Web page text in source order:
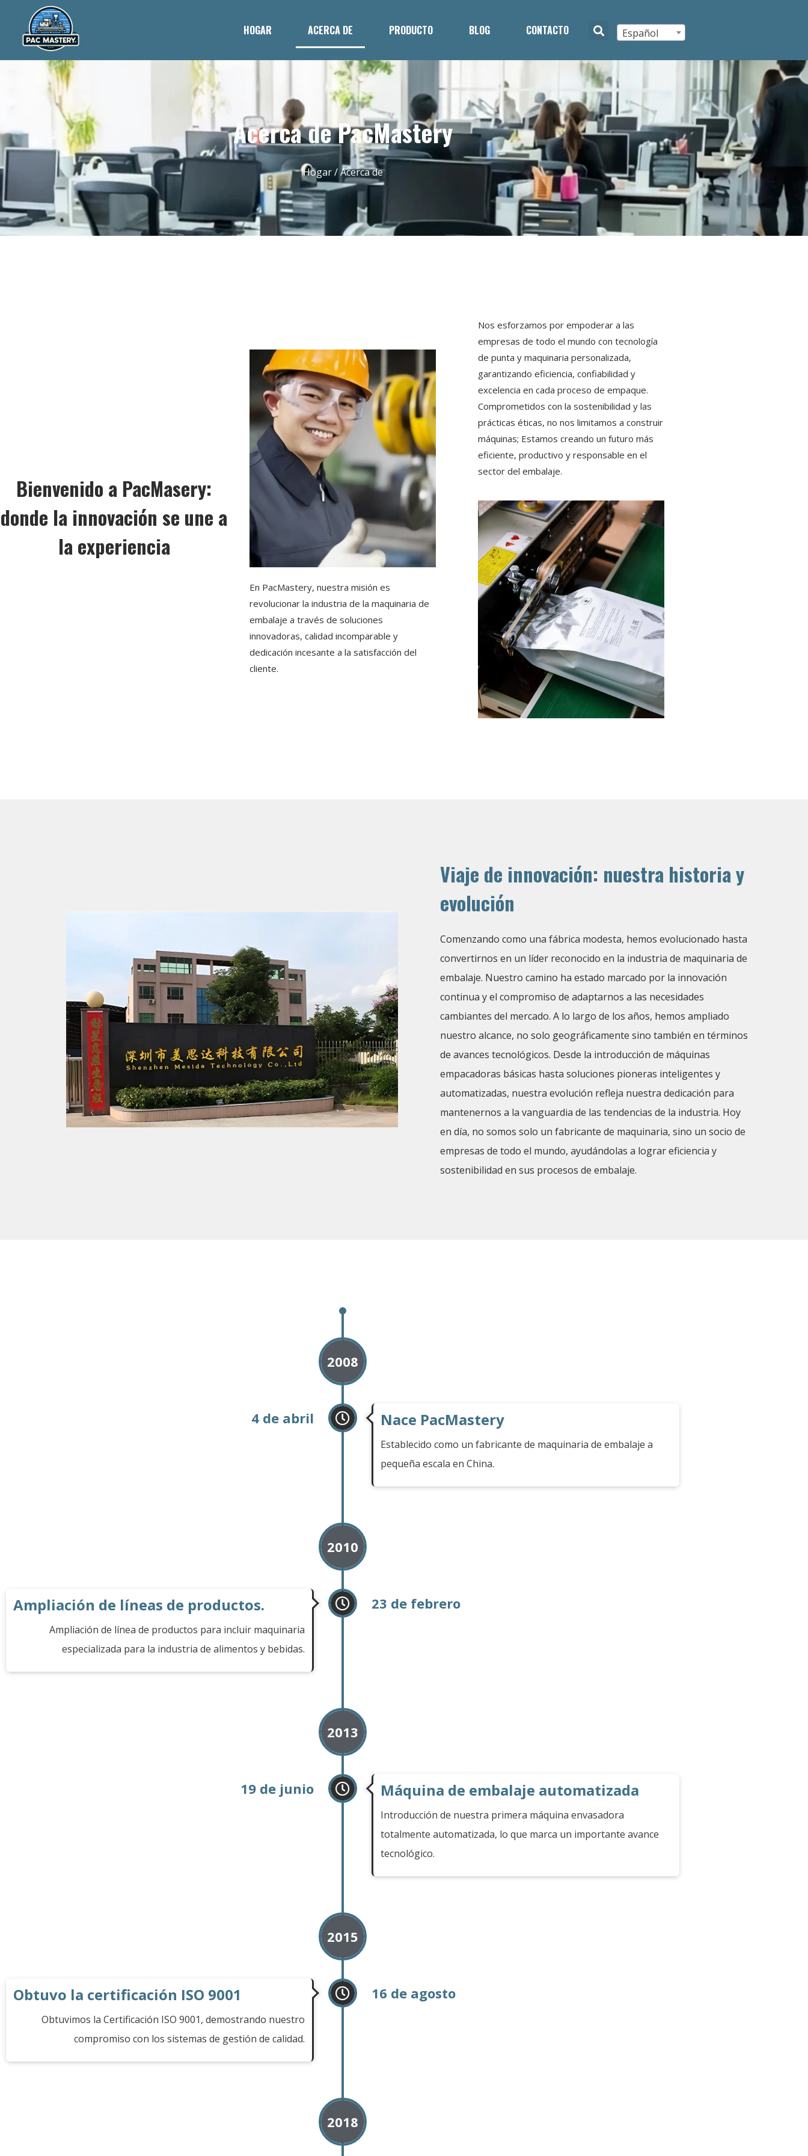
HOGAR ACERCA DE PRODUCTO BLOG CONTACTO Español
Acerca de PacMastery
Hogar/ Acerca de
Bienvenido a PacMasery:
donde la innovación se une a
la experiencia
En PacMastery, nuestra misión es
revolucionar la industria de la maquinaria de
embalaje a través de soluciones
innovadoras, calidad incomparable y
dedicación incesante a la satisfacción del
cliente.
Nos esforzamos por empoderar a las
empresas de todo el mundo con tecnología
de punta y maquinaria personalizada,
garantizando eficiencia, confiabilidad y
excelencia en cada proceso de empaque.
Comprometidos con la sostenibilidad y las
prácticas éticas, no nos limitamos a construir
máquinas; Estamos creando un futuro más
eficiente, productivo y responsable en el
sector del embalaje.
Viaje de innovación: nuestra historia y
evolución
Comenzando como una fábrica modesta, hemos evolucionado hasta
convertirnos en un líder reconocido en la industria de maquinaria de
embalaje. Nuestro camino ha estado marcado por la innovación
continua y el compromiso de adaptarnos a las necesidades
cambiantes del mercado. A lo largo de los años, hemos ampliado
nuestro alcance, no solo geográficamente sino también en términos
de avances tecnológicos. Desde la introducción de máquinas
empacadoras básicas hasta soluciones pioneras inteligentes y
automatizadas, nuestra evolución refleja nuestra dedicación para
mantenernos a la vanguardia de las tendencias de la industria. Hoy
en día, no somos solo un fabricante de maquinaria, sino un socio de
empresas de todo el mundo, ayudándolas a lograr eficiencia y
sostenibilidad en sus procesos de embalaje.
2008
4 de abril Nace PacMastery
Establecido como un fabricante de maquinaria de embalaje a
pequeña escala en China.
2010
23 de febrero
Ampliación de líneas de productos.
Ampliación de línea de productos para incluir maquinaria
especializada para la industria de alimentos y bebidas.
2013
19 de junio Máquina de embalaje automatizada
Introducción de nuestra primera máquina envasadora
totalmente automatizada, lo que marca un importante avance
tecnológico.
2015
16 de agosto
Obtuvo la certificación ISO 9001
Obtuvimos la Certificación ISO 9001, demostrando nuestro
compromiso con los sistemas de gestión de calidad.
2018